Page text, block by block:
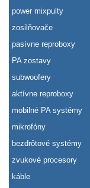
power mixpulty
zosilňovače
pasívne reproboxy
PA zostavy
subwoofery
aktívne reproboxy
mobilné PA systémy
mikrofóny
bezdrôtové systémy
zvukové procesory
káble